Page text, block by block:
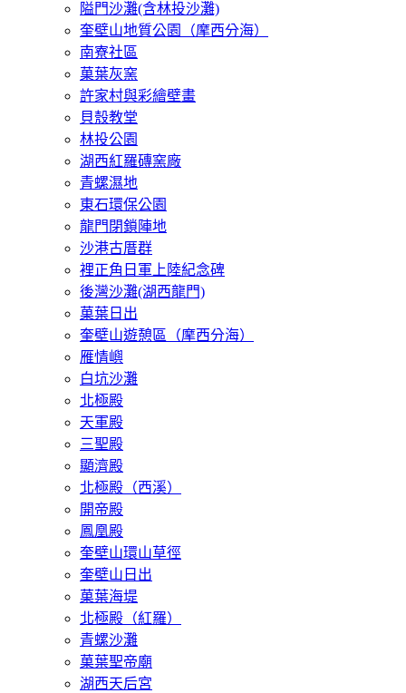
隘門沙灘(含林投沙灘)
奎壁山地質公園（摩西分海）
南寮社區
菓葉灰窯
許家村與彩繪壁畫
貝殼教堂
林投公園
湖西紅羅磚窯廠
青螺濕地
東石環保公園
龍門閉鎖陣地
沙港古厝群
裡正角日軍上陸紀念碑
後灣沙灘(湖西龍門)
菓葉日出
奎壁山遊憩區（摩西分海）
雁情嶼
白坑沙灘
​北極殿
天軍殿
三聖殿
顯濟殿
北極殿（西溪）
開帝殿
鳳凰殿
奎壁山環山草徑
奎壁山日出
菓葉海堤
北極殿（紅羅）
青螺沙灘
菓葉聖帝廟
湖西天后宮